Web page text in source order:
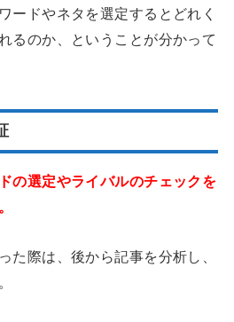
ードやネタを選定するとどれく
るのか、ということが分かって
の選定やライバルのチェックを
た際は、後から記事を分析し、